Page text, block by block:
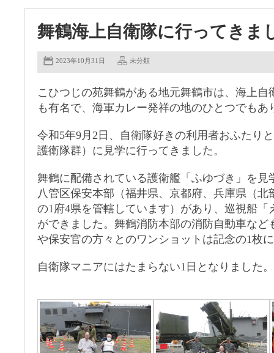
舞鶴海上自衛隊に行ってきま
2023年10月31日 未分類
こひつじの苑舞鶴がある地元舞鶴市は、海上自
も有名で、海軍カレー発祥の地のひとつでもあ
令和5年9月2日、自衛隊好きの利用者おふたり
護衛隊群）に見学に行ってきました。
舞鶴に配備されている護衛艦「ふゆづき」を見
八管区保安本部（福井県、京都府、兵庫県（北
の1府4県を管轄しています）があり、巡視船「
ができました。舞鶴消防本部の消防自動車など
や保安官の方々とのワンショットは記念の1枚
自衛隊マニアにはたまらない1日となりました。